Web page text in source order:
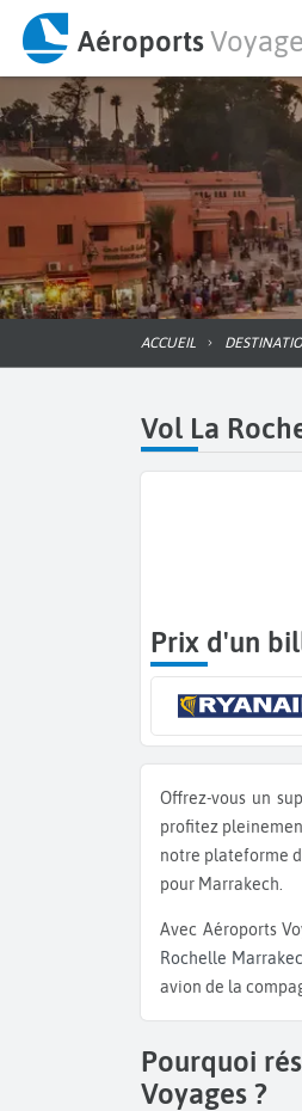
Aéroports
ACCUEIL
Vol La
Prix d'un
Offrez-vous un
profitez
notre plateforme
pour Marrakech.
Avec Aéroports
Rochelle
avion de la
Pourquoi
Voyages ?